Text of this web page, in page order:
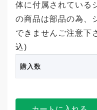
体に付属されている
の商品は部品の為、
できませんご注意下
込)
購入数